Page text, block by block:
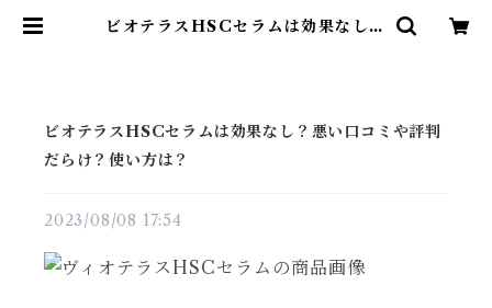
ビオテラスHSCセラムは効果なし？
ビオテラスHSCセラムは効果なし？悪い口コミや評判
だらけ？使い方は？
2023/08/08 17:54